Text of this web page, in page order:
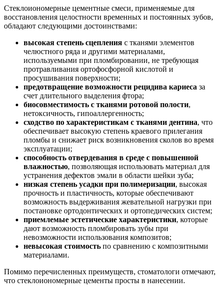
Стеклоиономерные цементные смеси, применяемые для
восстановления целостности временных и постоянных зубов,
обладают следующими достоинствами:
высокая степень сцепления с тканями элементов
челюстного ряда и другими материалами,
используемыми при пломбировании, не требующая
протравливания ортофосфорной кислотой и
просушивания поверхности;
предотвращение возможности рецидива кариеса за
счет длительного выделения фтора;
биосовместимость с тканями ротовой полости,
нетоксичность, гипоаллергенность;
сходство по характеристикам с тканями дентина, что
обеспечивает высокую степень краевого прилегания
пломбы и снижает риск возникновения сколов во время
эксплуатации;
способность отвердевания в среде с повышенной
влажностью, позволяющая использовать материал для
устранения дефектов эмали в области шейки зуба;
низкая степень усадки при полимеризации, высокая
прочность и пластичность, которые обеспечивают
возможность выдерживания жевательной нагрузки при
постановке ортодонтических и ортопедических систем;
приемлемые эстетические характеристики, которые
дают возможность пломбировать зубы при
невозможности использования композитов;
невысокая стоимость по сравнению с композитными
материалами.
Помимо перечисленных преимуществ, стоматологи отмечают,
что стеклоиономерные цементы просты в нанесении.